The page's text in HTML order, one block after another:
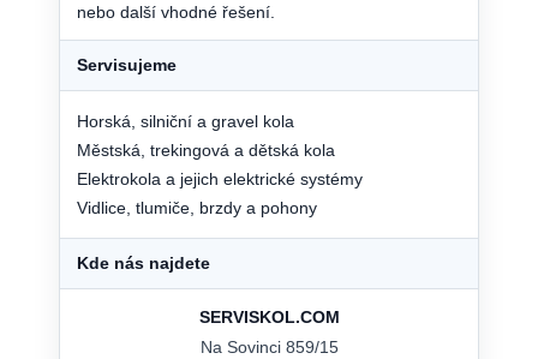
nebo další vhodné řešení.
Servisujeme
Horská, silniční a gravel kola
Městská, trekingová a dětská kola
Elektrokola a jejich elektrické systémy
Vidlice, tlumiče, brzdy a pohony
Kde nás najdete
SERVISKOL.COM
Na Sovinci 859/15